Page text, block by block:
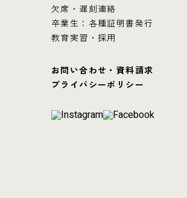
欠席・遅刻連絡
卒業生：各種証明書発行
教育実習・採用
お問い合わせ・資料請求
プライバシーポリシー